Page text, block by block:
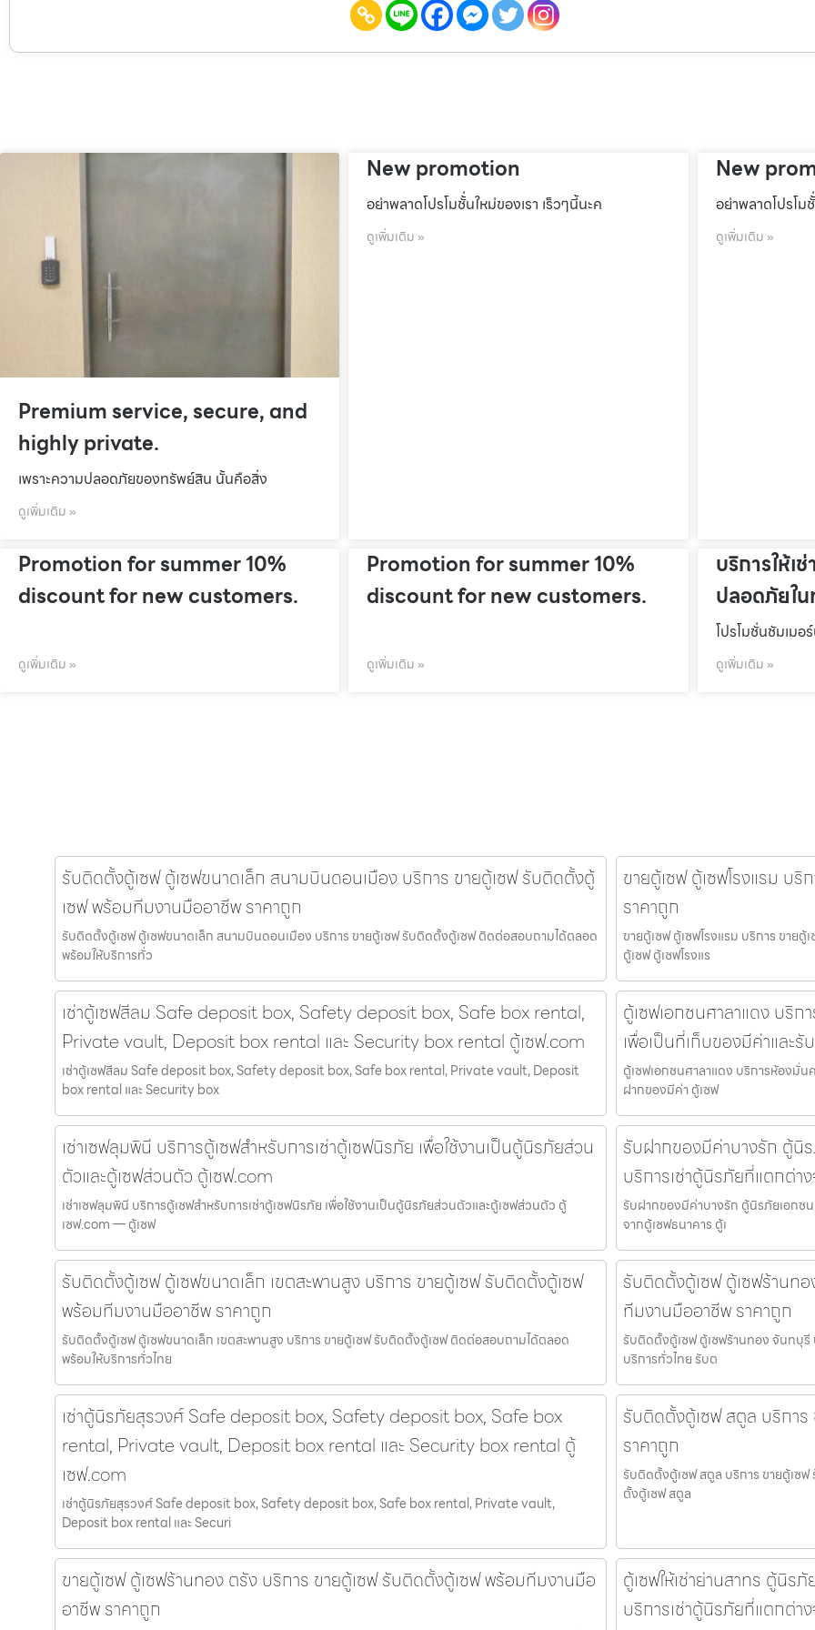
Premium service, secure, and
highly private.
เพราะความปลอดภัยของทรัพย์สิน นั้นคือสิ่ง
ดูเพิ่มเติม »
New promotion
อย่าพลาดโปรโมชั้่นใหม่ของเรา เร็วๆนี้นะค
ดูเพิ่มเติม »
New
อย่าพลาดโปรโม
ดูเพิ่มเติม »
Promotion for summer 10%
discount for new customers.
ดูเพิ่มเติม »
Promotion for summer 10%
discount for new customers.
ดูเพิ่มเติม »
บริการให้เ
ปลอดภัยใ
โปรโมชั่นชัมเมอ
ดูเพิ่มเติม »
รับติดตั้งตู้เซฟ ตู้เซฟขนาดเล็ก สนามบินดอนเมือง บริการ ขายตู้เซฟ รับติดตั้งตู้
เซฟ พร้อมทีมงานมืออาชีพ ราคาถูก
รับติดตั้งตู้เซฟ ตู้เซฟขนาดเล็ก สนามบินดอนเมือง บริการ ขายตู้เซฟ รับติดตั้งตู้เซฟ ติดต่อสอบถามได้ตลอด
พร้อมให้บริการทั่ว
ขายตู้เซฟ ตู้เซฟโรงแรม บ
ราคาถูก
ขายตู้เซฟ ตู้เซฟโรงแรม บริการ ขาย
ตู้เซฟ ตู้เซฟโรงแร
เช่าตู้เซฟสีลม Safe deposit box, Safety deposit box, Safe box rental,
Private vault, Deposit box rental และ Security box rental ตู้เซฟ.com
เช่าตู้เซฟสีลม Safe deposit box, Safety deposit box, Safe box rental, Private vault, Deposit
box rental และ Security box
ตู้เซฟเอกชนศาลาแดง บริก
เพื่อเป็นที่เก็บของมีค่าและ
ตู้เซฟเอกชนศาลาแดง บริการห้องมั่น
ฝากของมีค่า ตู้เซฟ
เช่าเซฟลุมพินี บริการตู้เซฟสำหรับการเช่าตู้เซฟนิรภัย เพื่อใช้งานเป็นตู้นิรภัยส่วน
ตัวและตู้เซฟส่วนตัว ตู้เซฟ.com
เช่าเซฟลุมพินี บริการตู้เซฟสำหรับการเช่าตู้เซฟนิรภัย เพื่อใช้งานเป็นตู้นิรภัยส่วนตัวและตู้เซฟส่วนตัว ตู้
เซฟ.com — ตู้เซฟ
รับฝากของมีค่าบางรัก ตู้นิร
บริการเช่าตู้นิรภัยที่แตกต่า
รับฝากของมีค่าบางรัก ตู้นิรภัยเอกชน
จากตู้เซฟธนาคาร ตู้เ
รับติดตั้งตู้เซฟ ตู้เซฟขนาดเล็ก เขตสะพานสูง บริการ ขายตู้เซฟ รับติดตั้งตู้เซฟ
พร้อมทีมงานมืออาชีพ ราคาถูก
รับติดตั้งตู้เซฟ ตู้เซฟขนาดเล็ก เขตสะพานสูง บริการ ขายตู้เซฟ รับติดตั้งตู้เซฟ ติดต่อสอบถามได้ตลอด
พร้อมให้บริการทั่วไทย
รับติดตั้งตู้เซฟ ตู้เซฟร้านท
ทีมงานมืออาชีพ ราคาถูก
รับติดตั้งตู้เซฟ ตู้เซฟร้านทอง จันทบุ
บริการทั่วไทย รับต
เช่าตู้นิรภัยสุรวงศ์ Safe deposit box, Safety deposit box, Safe box
rental, Private vault, Deposit box rental และ Security box rental ตู้
เซฟ.com
เช่าตู้นิรภัยสุรวงศ์ Safe deposit box, Safety deposit box, Safe box rental, Private vault,
Deposit box rental และ Securi
รับติดตั้งตู้เซฟ สตูล บริกา
ราคาถูก
รับติดตั้งตู้เซฟ สตูล บริการ ขายตู้เซ
ตั้งตู้เซฟ สตูล
ขายตู้เซฟ ตู้เซฟร้านทอง ตรัง บริการ ขายตู้เซฟ รับติดตั้งตู้เซฟ พร้อมทีมงานมือ
อาชีพ ราคาถูก
ตู้เซฟให้เช่าย่านสาทร ตู้นิร
บริการเช่าตู้นิรภัยที่แตกต่า